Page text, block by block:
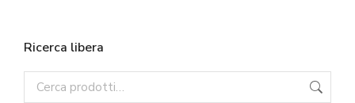
Ricerca libera